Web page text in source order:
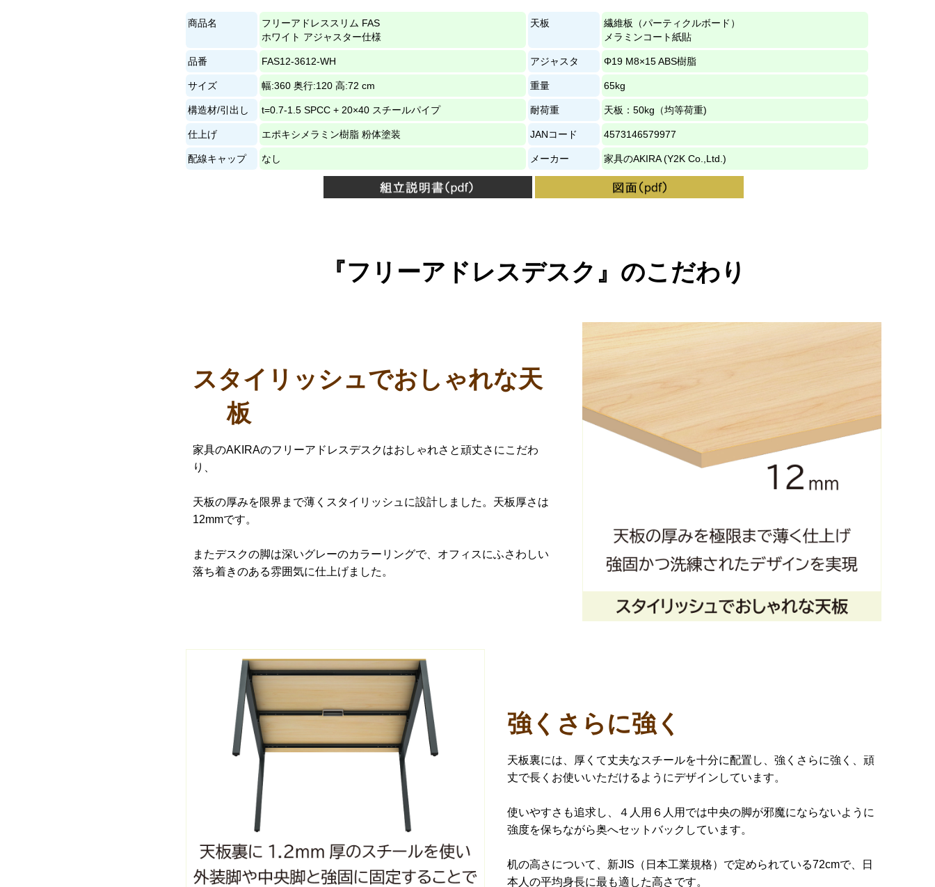
商品名
フリーアドレススリム FAS
ホワイト アジャスター仕様
天板
繊維板（パーティクルボード）
メラミンコート紙貼
品番 FAS12-3612-WH アジャスタ Φ19 M8×15 ABS樹脂
サイズ 幅:360 奥行:120 高:72 cm 重量 65kg
構造材/引出し t=0.7-1.5 SPCC + 20×40 スチールパイプ 耐荷重 天板：50kg（均等荷重)
仕上げ エポキシメラミン樹脂 粉体塗装 JANコード 4573146579977
配線キャップ なし メーカー 家具のAKIRA (Y2K Co.,Ltd.)
『フリーアドレスデスク』のこだわり
スタイリッシュでおしゃれな天
板
家具のAKIRAのフリーアドレスデスクはおしゃれさと頑丈さにこだわ
り、
天板の厚みを限界まで薄くスタイリッシュに設計しました。天板厚さは
12mmです。
またデスクの脚は深いグレーのカラーリングで、オフィスにふさわしい
落ち着きのある雰囲気に仕上げました。
強くさらに強く
天板裏には、厚くて丈夫なスチールを十分に配置し、強くさらに強く、頑
丈で長くお使いいただけるようにデザインしています。
使いやすさも追求し、４人用６人用では中央の脚が邪魔にならないように
強度を保ちながら奥へセットバックしています。
机の高さについて、新JIS（日本工業規格）で定められている72cmで、日
本人の平均身長に最も適した高さです。